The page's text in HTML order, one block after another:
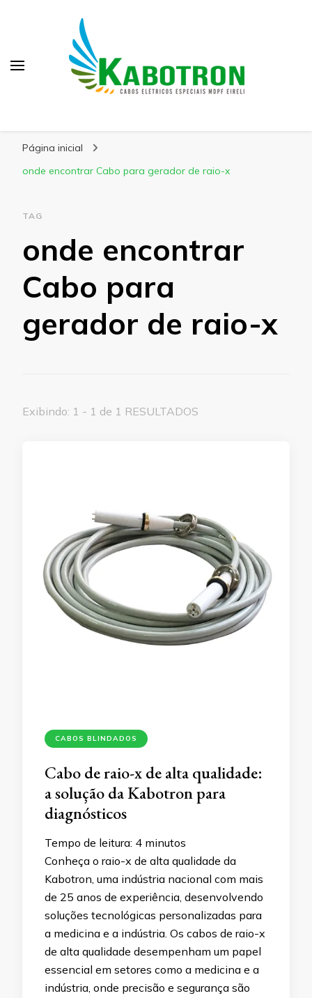
Página inicial
onde encontrar Cabo para gerador de raio-x
TAG
onde encontrar
Cabo para
gerador de raio-x
Exibindo: 1 - 1 de 1 RESULTADOS
CABOS BLINDADOS
Cabo de raio-x de alta qualidade:
a solução da Kabotron para
diagnósticos
Tempo de leitura: 4 minutos
Conheça o raio-x de alta qualidade da
Kabotron, uma indústria nacional com mais
de 25 anos de experiência, desenvolvendo
soluções tecnológicas personalizadas para
a medicina e a indústria. Os cabos de raio-x
de alta qualidade desempenham um papel
essencial em setores como a medicina e a
indústria, onde precisão e segurança são